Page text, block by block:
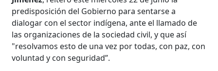
predisposición del Gobierno para sentarse a
dialogar con el sector indígena, ante el llamado de
las organizaciones de la sociedad civil, y que así
"resolvamos esto de una vez por todas, con paz, con
voluntad y con seguridad”.